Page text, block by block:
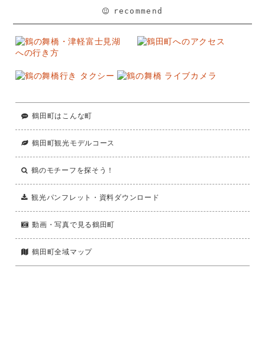
recommend
鶴田町はこんな町
鶴田町観光モデルコース
鶴のモチーフを探そう！
観光パンフレット・資料ダウンロード
動画・写真で見る鶴田町
鶴田町全域マップ